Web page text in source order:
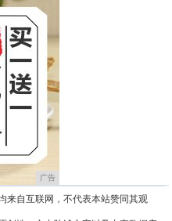
广告
来自互联网，不代表本站赞同其观